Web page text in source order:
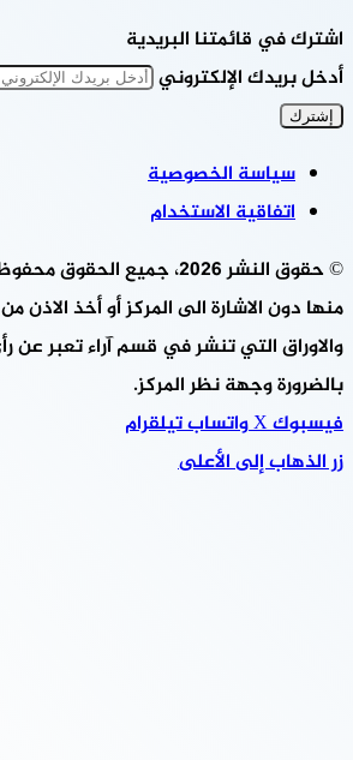
اشترك في قائمتنا البريدية
أدخل بريدك الإلكتروني
سياسة الخصوصية
اتفاقية الاستخدام
© حقوق النشر 2026، جميع
منها دون الاشارة الى المركز أو أخذ الاذن
والاوراق التي تنشر في قسم آراء تعبر عن
بالضرورة وجهة نظر المركز.
فيسبوك‫Xواتسابتيلقرام
زر الذهاب إلى الأعلى